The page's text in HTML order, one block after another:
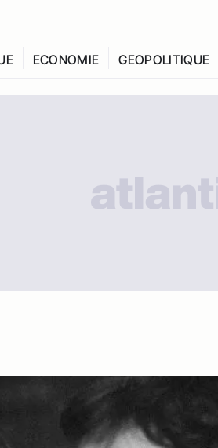
ECONOMIE GEOPOLITIQUE